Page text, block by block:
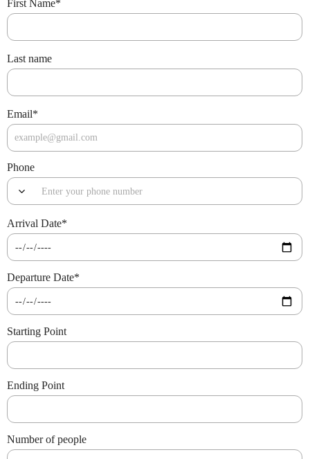
First Name*
Last name
Email*
Phone
Arrival Date*
Departure Date*
Starting Point
Ending Point
Number of people